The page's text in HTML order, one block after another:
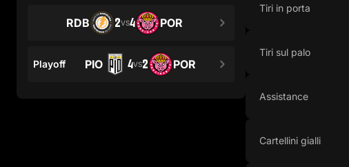
RDB 2VS4 POR
Playoff PIO 4VS2 POR
Tiri in porta
Tiri sul palo
Assistance
Cartellini gialli